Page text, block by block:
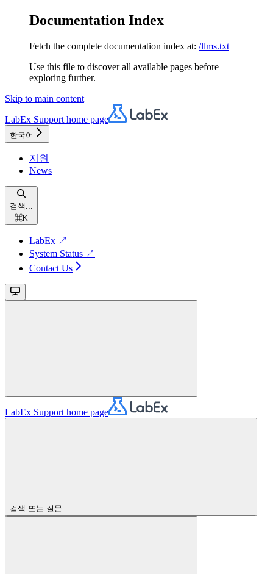
Documentation Index
Fetch the complete documentation index at: /llms.txt
Use this file to discover all available pages before
exploring further.
Skip to main content
LabEx Support home page
한국어
지원
News
검색...
⌘K
LabEx ↗
System Status ↗
Contact Us
LabEx Support home page
검색 또는 질문...